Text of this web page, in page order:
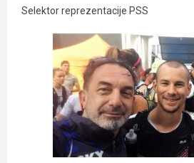
Selektor reprezentacije PSS